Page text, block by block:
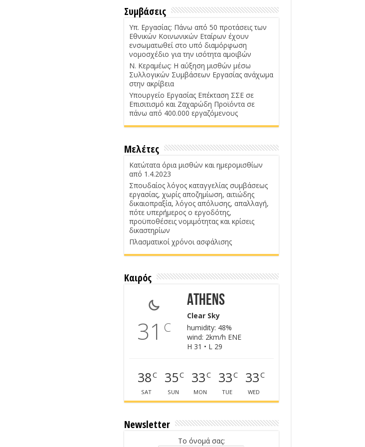
Συμβάσεις
Υπ. Εργασίας: Πάνω από 50 προτάσεις των
Εθνικών Κοινωνικών Εταίρων έχουν
ενσωματωθεί στο υπό διαμόρφωση
νομοσχέδιο για την ισότητα αμοιβών
Ν. Κεραμέως: Η αύξηση μισθών μέσω
Συλλογικών Συμβάσεων Εργασίας ανάχωμα
στην ακρίβεια
Υπουργείο Εργασίας Επέκταση ΣΣΕ σε
Επισιτισμό και Ζαχαρώδη Προϊόντα σε
πάνω από 400.000 εργαζόμενους
Μελέτες
Κατώτατα όρια μισθών και ημερομισθίων
από 1.4.2023
Σπουδαίος λόγος καταγγελίας συμβάσεως
εργασίας, χωρίς αποζημίωση, αιτιώδης
δικαιοπραξία, λόγος απόλυσης, απαλλαγή,
πότε υπερήμερος ο εργοδότης,
προϋποθέσεις νομιμότητας και κρίσεις
δικαστηρίων
Πλασματικοί χρόνοι ασφάλισης
Καιρός
31 C
Athens
Clear Sky
humidity: 48%
wind: 2km/h ENE
H 31 • L 29
38C
SAT
35C
SUN
33C
MON
33C
TUE
33C
WED
Newsletter
Το όνομά σας: